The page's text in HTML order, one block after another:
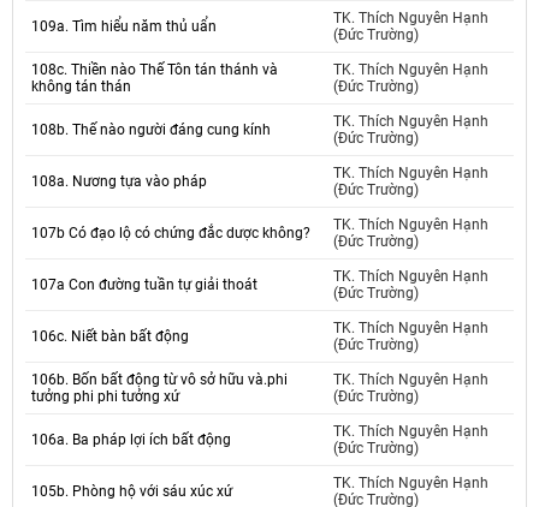
109a. Tìm hiểu năm thủ uẩn
TK. Thích Nguyên Hạnh
(Đức Trường)
108c. Thiền nào Thế Tôn tán thánh và
không tán thán
TK. Thích Nguyên Hạnh
(Đức Trường)
108b. Thế nào người đáng cung kính
TK. Thích Nguyên Hạnh
(Đức Trường)
108a. Nương tựa vào pháp
TK. Thích Nguyên Hạnh
(Đức Trường)
107b Có đạo lộ có chứng đắc dược không?
TK. Thích Nguyên Hạnh
(Đức Trường)
107a Con đường tuần tự giải thoát
TK. Thích Nguyên Hạnh
(Đức Trường)
106c. Niết bàn bất động
TK. Thích Nguyên Hạnh
(Đức Trường)
106b. Bốn bất động từ vô sở hữu và.phi
tưởng phi phi tưởng xứ
TK. Thích Nguyên Hạnh
(Đức Trường)
106a. Ba pháp lợi ích bất động
TK. Thích Nguyên Hạnh
(Đức Trường)
105b. Phòng hộ với sáu xúc xứ
TK. Thích Nguyên Hạnh
(Đức Trường)